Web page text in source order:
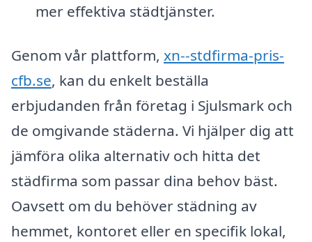
mer effektiva städtjänster.
Genom vår plattform, xn--stdfirma-pris-
cfb.se, kan du enkelt beställa
erbjudanden från företag i Sjulsmark och
de omgivande städerna. Vi hjälper dig att
jämföra olika alternativ och hitta det
städfirma som passar dina behov bäst.
Oavsett om du behöver städning av
hemmet, kontoret eller en specifik lokal,